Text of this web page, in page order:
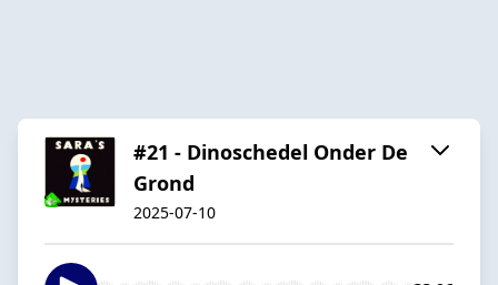
#21 - Dinoschedel Onder De
Grond
2025-07-10